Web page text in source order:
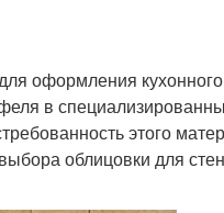
оформления
в
этого
облицовки для